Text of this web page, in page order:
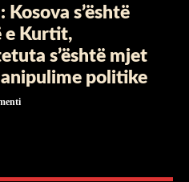
Kosova s’është
e Kurtit,
s’është mjet
politike